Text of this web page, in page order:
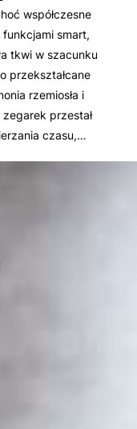
współczesne
smart,
tkwi w szacunku
przekształcane
rzemiosła i
przestał
czasu,…